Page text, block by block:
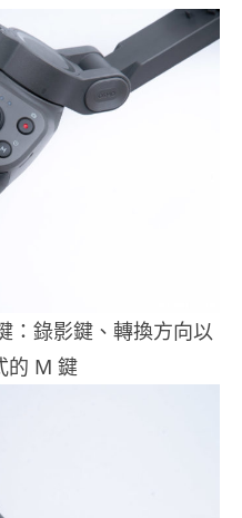
錄影鍵、轉換方向以
的 M 鍵